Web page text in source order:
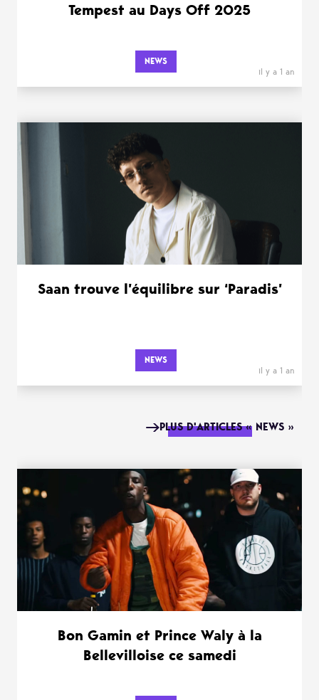
Tempest au Days Off 2025
NEWS
il y a 1 an
Saan trouve l’équilibre sur ‘Paradis’
NEWS
il y a 1 an
PLUS D'ARTICLES « NEWS »
Bon Gamin et Prince Waly à la
Bellevilloise ce samedi